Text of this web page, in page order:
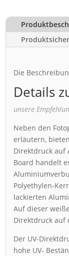
Die
Details
unsere
Neben den
erläutern,
Direktdruck auf
Board handelt
Polyethylen-
lackierten
Auf dieser
Direktdruck auf
Der UV-
hohe UV-